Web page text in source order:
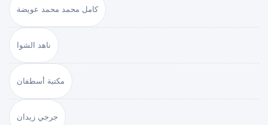
كامل محمد محمد عويضة
ناهد الشوا
مكتبة أسطفان
جرجي زيدان